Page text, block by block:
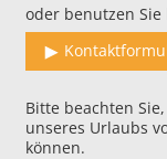
oder benutzen
Bitte beachten
unseres Urlaubs
können.